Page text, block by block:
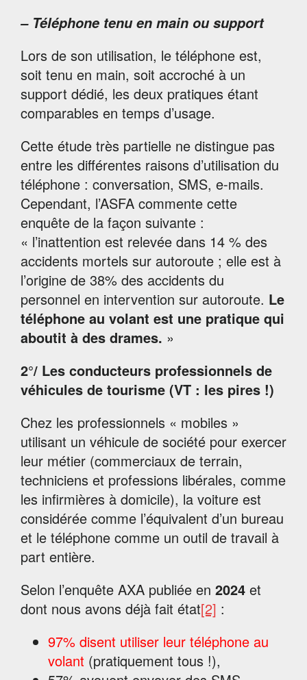
– Téléphone tenu en main ou support
Lors de son utilisation, le téléphone est,
soit tenu en main, soit accroché à un
support dédié, les deux pratiques étant
comparables en temps d’usage.
Cette étude très partielle ne distingue pas
entre les différentes raisons d’utilisation du
téléphone : conversation, SMS, e-mails.
Cependant, l’ASFA commente cette
enquête de la façon suivante :
« l’inattention est relevée dans 14 % des
accidents mortels sur autoroute ; elle est à
l’origine de 38% des accidents du
personnel en intervention sur autoroute. Le
téléphone au volant est une pratique qui
aboutit à des drames. »
2°/ Les conducteurs professionnels de
véhicules de tourisme (VT : les pires !)
Chez les professionnels « mobiles »
utilisant un véhicule de société pour exercer
leur métier (commerciaux de terrain,
techniciens et professions libérales, comme
les infirmières à domicile), la voiture est
considérée comme l’équivalent d’un bureau
et le téléphone comme un outil de travail à
part entière.
Selon l’enquête AXA publiée en 2024 et
dont nous avons déjà fait état[2] :
97% disent utiliser leur téléphone au
volant (pratiquement tous !),